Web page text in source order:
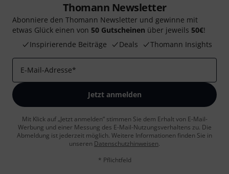
Thomann Newsletter
Abonniere den Thomann Newsletter und gewinne mit
etwas Glück einen von 50 Gutscheinen über jeweils 50€!
Inspirierende Beiträge
Deals Thomann Insights
E-Mail-Adresse*
Jetzt anmelden
Mit Klick auf „Jetzt anmelden“ stimmen Sie dem Erhalt von E-Mail-
Werbung und einer Messung des E-Mail-Nutzungsverhaltens zu. Die
Abmeldung ist jederzeit möglich. Weitere Informationen finden Sie in
unseren Datenschutzhinweisen.
* Pflichtfeld